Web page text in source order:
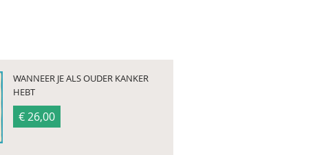
WANNEER JE ALS OUDER KANKER
HEBT
€ 26,00